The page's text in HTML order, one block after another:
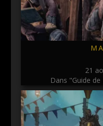
21
Dans "Guide